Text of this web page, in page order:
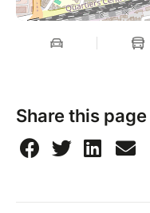
Share this page